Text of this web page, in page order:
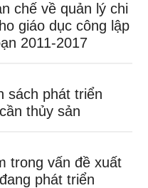
chế về quản lý chi
giáo dục công lập
2011-2017
sách phát triển
thủy sản
trong vấn đề xuất
phát triển